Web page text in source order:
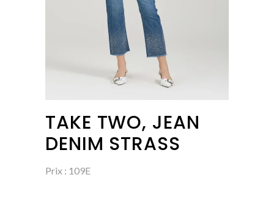
TAKE TWO, JEAN
DENIM STRASS
Prix : 109E